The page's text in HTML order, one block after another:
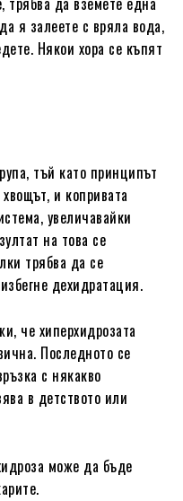
я залеете с вряла вода,
Някои хора се къпят
тъй като принципът
и копривата
увеличавайки
на това се
трябва да се
дехидратация.
че хиперхидрозата
Последното се
с някакво
в детството или
може да бъде